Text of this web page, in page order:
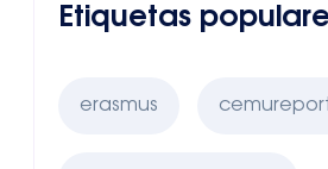
Etiquetas
erasmus